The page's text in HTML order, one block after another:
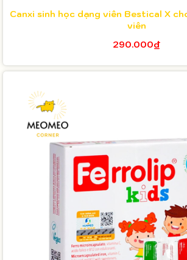
Canxi sinh học dạng viên Bestical X
viên
290.000₫